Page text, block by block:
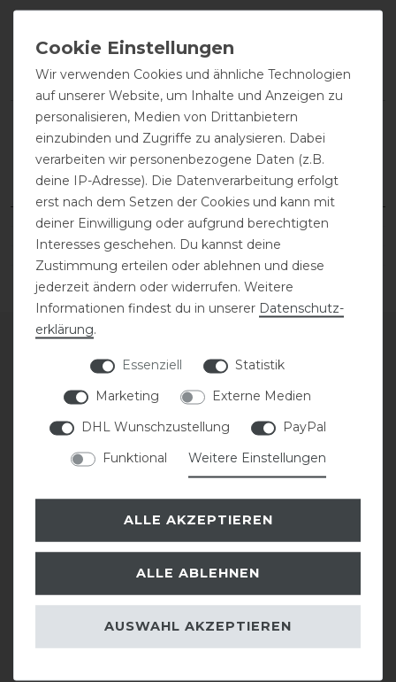
Kundenmeinungen: Das sagen
unsere Kunden über uns
SERVICE
BESTICKUNG
REPARATUR
DECKENWÄSCHE
KONTAKT
Wir verwenden Cookies und ähnliche Technologien
auf unserer Website, um Inhalte und Anzeigen zu
personalisieren, Medien von Drittanbietern
einzubinden und Zugriffe zu analysieren. Dabei
verarbeiten wir personenbezogene Daten (z.B.
deine IP-Adresse). Die Datenverarbeitung erfolgt
erst nach dem Setzen der Cookies und kann mit
deiner Einwilligung oder aufgrund berechtigten
Interesses geschehen. Du kannst deine
Zustimmung erteilen oder ablehnen und diese
jederzeit ändern oder widerrufen. Weitere
Informationen findest du in unserer Daten­schutz­
erklärung.
Essenziell
Statistik
Marketing
Externe Medien
DHL Wunschzustellung
PayPal
Funktional
Weitere Einstellungen
ALLE AKZEPTIEREN
ALLE ABLEHNEN
AUSWAHL AKZEPTIEREN